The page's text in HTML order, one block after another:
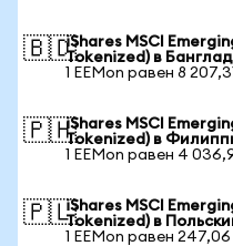
🇧🇩iShares MSCI
Tokenized) в
1 EEMon равен 8
🇵🇭iShares MSCI
Tokenized) в
1 EEMon равен 4
🇵🇱iShares MSCI
Tokenized) в
1 EEMon равен 247,06